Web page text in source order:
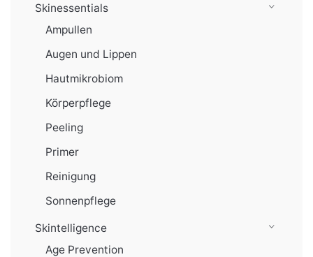
Skinessentials
Ampullen
Augen und Lippen
Hautmikrobiom
Körperpflege
Peeling
Primer
Reinigung
Sonnenpflege
Skintelligence
Age Prevention